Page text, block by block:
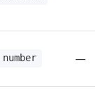
number —